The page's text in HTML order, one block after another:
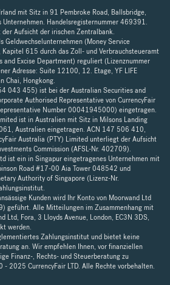
mit Sitz in 91 Pembroke Road, Ballsbridge,
Unternehmen. Handelsregisternummer 469391.
Aufsicht der irischen Zentralbank.
Geldwechselunternehmen (Money Service
615 durch das Zoll- und Verbrauchsteueramt
and Excise Department) reguliert (Lizenznummer
Adresse: Suite 12100, 12. Etage, YF LIFE
Chai, Hongkong.
043 455) ist bei der Australian Securities and
Authorised Representative von CurrencyFair
Number 00041945000) eingetragen.
ist in Australien mit Sitz in Milsons Landing
Australien eingetragen. ACN 147 506 410,
Australia (PTY) Limited unterliegt der Aufsicht
Commission (AFSL-Nr. 402709).
ist ein in Singapur eingetragenes Unternehmen mit
Road #17-00 Aia Tower 048542 und
Authority of Singapore (Lizenz-Nr.
Kunden wird Ihr Konto von Moorwand Ltd
geführt. Alle Mitteilungen im Zusammenhang mit
Ltd, Fora, 3 Lloyds Avenue, London, EC3N 3DS,
werden.
Zahlungsinstitut und bietet keine
an. Wir empfehlen Ihnen, vor finanziellen
Finanz-, Rechts- und Steuerberatung zu
2025 CurrencyFair LTD. Alle Rechte vorbehalten.